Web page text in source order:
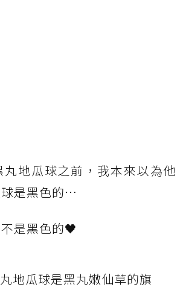
地瓜球之前，我本來以為他
是黑色的⋯
是黑色的🖤
地瓜球是黑丸嫩仙草的旗